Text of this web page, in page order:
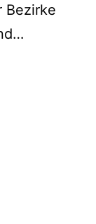
Bezirke